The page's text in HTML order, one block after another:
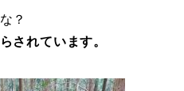
？
されています。